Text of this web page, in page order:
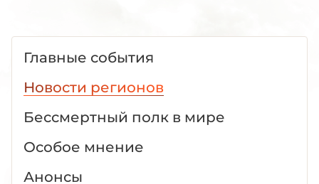
Главные события
Новости регионов
Бессмертный полк в мире
Особое мнение
Анонсы